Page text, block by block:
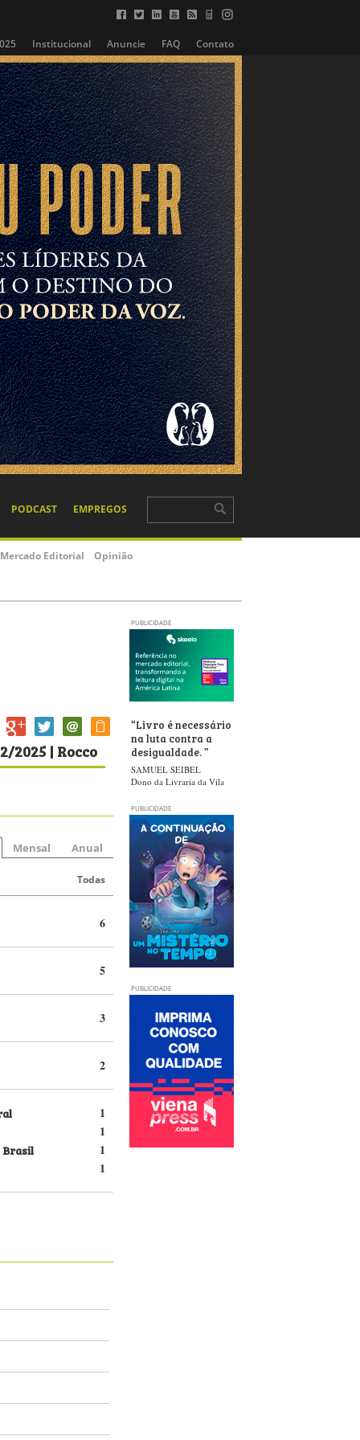
Institucional Anuncie FAQ Contato
PODCAST EMPREGOS
Mercado Editorial Opinião
PUBLICIDADE
2025 | Rocco
Mensal Anual
Todas
6
5
3
2
1
1
1
1
“Livro é necessário
na luta contra a
desigualdade.”
SAMUEL SEIBEL
Dono da Livraria da Vila
PUBLICIDADE
PUBLICIDADE